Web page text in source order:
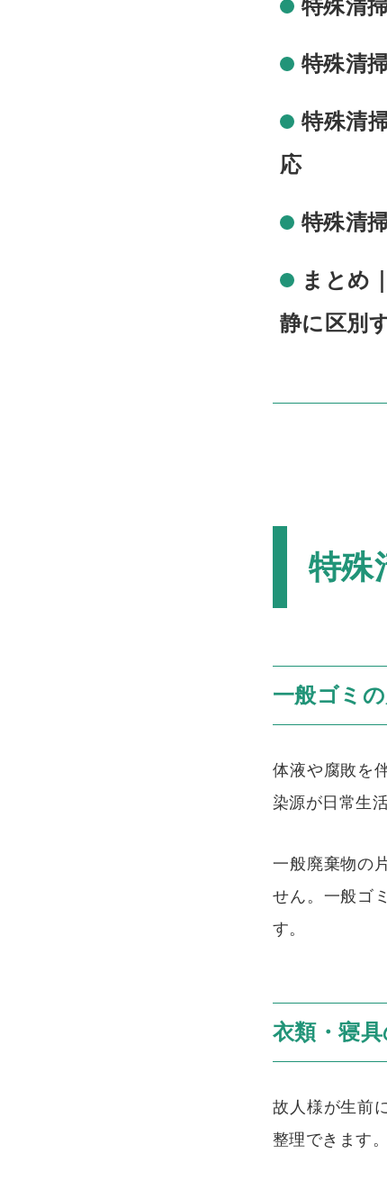
特殊清
特殊清
特殊清
応
特殊清
まとめ
静に区別
特殊
一般ゴミ
体液や腐敗を
染源が日常生
一般廃棄物の
せん。一般ゴ
す。
衣類・寝
故人様が生前
整理できます